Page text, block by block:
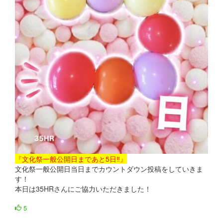
『文化祭一般公開日まであと5日‼』
文化祭一般公開日当日までカウントダウン投稿をしていきま
す！
本日は35HRさんにご協力いただきました！
5